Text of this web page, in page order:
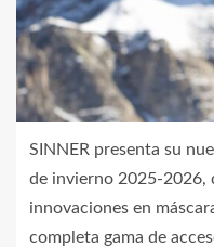
SINNER presenta su
de invierno 2025-2026,
innovaciones en
completa gama de